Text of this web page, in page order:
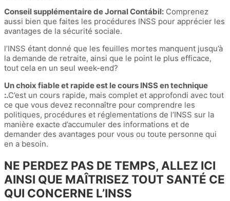
Conseil supplémentaire de Jornal Contábil: Comprenez
aussi bien que faites les procédures INSS pour apprécier les
avantages de la sécurité sociale.
l’INSS étant donné que les feuilles mortes manquent jusqu’à
la demande de retraite, ainsi que le point le plus efficace,
tout cela en un seul week-end?
Un choix fiable et rapide est le cours INSS en technique
:.C’est un cours rapide, mais complet et approfondi avec tout
ce que vous devez reconnaître pour comprendre les
politiques, procédures et réglementations de l’INSS sur la
manière exacte d’accumuler des informations et de
demander des avantages pour vous ou toute personne qui
en a besoin.
NE PERDEZ PAS DE TEMPS, ALLEZ ICI
AINSI QUE MAÎTRISEZ TOUT SANTÉ CE
QUI CONCERNE L’INSS